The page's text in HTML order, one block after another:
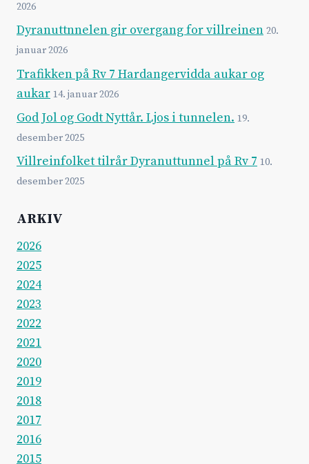
2026
Dyranuttnnelen gir overgang for villreinen 20.
januar 2026
Trafikken på Rv 7 Hardangervidda aukar og
aukar 14. januar 2026
God Jol og Godt Nyttår. Ljos i tunnelen. 19.
desember 2025
Villreinfolket tilrår Dyranuttunnel på Rv 7 10.
desember 2025
ARKIV
2026
2025
2024
2023
2022
2021
2020
2019
2018
2017
2016
2015